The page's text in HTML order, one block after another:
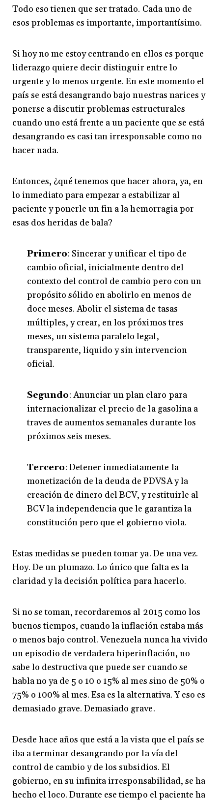
Todo eso tienen que ser tratado. Cada uno de
esos problemas es importante, importantísimo.
Si hoy no me estoy centrando en ellos es porque
liderazgo quiere decir distinguir entre lo
urgente y lo menos urgente. En este momento el
país se está desangrando bajo nuestras narices y
ponerse a discutir problemas estructurales
cuando uno está frente a un paciente que se está
desangrando es casi tan irresponsable como no
hacer nada.
Entonces, ¿qué tenemos que hacer ahora, ya, en
lo inmediato para empezar a estabilizar al
paciente y ponerle un fin a la hemorragia por
esas dos heridas de bala?
Primero: Sincerar y unificar el tipo de
cambio oficial, inicialmente dentro del
contexto del control de cambio pero con un
propósito sólido en abolirlo en menos de
doce meses. Abolir el sistema de tasas
múltiples, y crear, en los próximos tres
meses, un sistema paralelo legal,
transparente, liquido y sin intervencion
oficial.
Segundo: Anunciar un plan claro para
internacionalizar el precio de la gasolina a
traves de aumentos semanales durante los
próximos seis meses.
Tercero: Detener inmediatamente la
monetización de la deuda de PDVSA y la
creación de dinero del BCV, y restituirle al
BCV la independencia que le garantiza la
constitución pero que el gobierno viola.
Estas medidas se pueden tomar ya. De una vez.
Hoy. De un plumazo. Lo único que falta es la
claridad y la decisión política para hacerlo.
Si no se toman, recordaremos al 2015 como los
buenos tiempos, cuando la inflación estaba más
o menos bajo control. Venezuela nunca ha vivido
un episodio de verdadera hiperinflación, no
sabe lo destructiva que puede ser cuando se
habla no ya de 5 o 10 o 15% al mes sino de 50% o
75% o 100% al mes. Esa es la alternativa. Y eso es
demasiado grave. Demasiado grave.
Desde hace años que está a la vista que el país se
iba a terminar desangrando por la vía del
control de cambio y de los subsidios. El
gobierno, en su infinita irresponsabilidad, se ha
hecho el loco. Durante ese tiempo el paciente ha